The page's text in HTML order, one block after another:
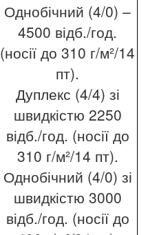
Однобічний (4/0) –
4500 відб./год.
(носії до 310 г/м²/14
пт).
Дуплекс (4/4) зі
швидкістю 2250
відб./год. (носії до
310 г/м²/14 пт).
Однобічний (4/0) зі
швидкістю 3000
відб./год. (носії до